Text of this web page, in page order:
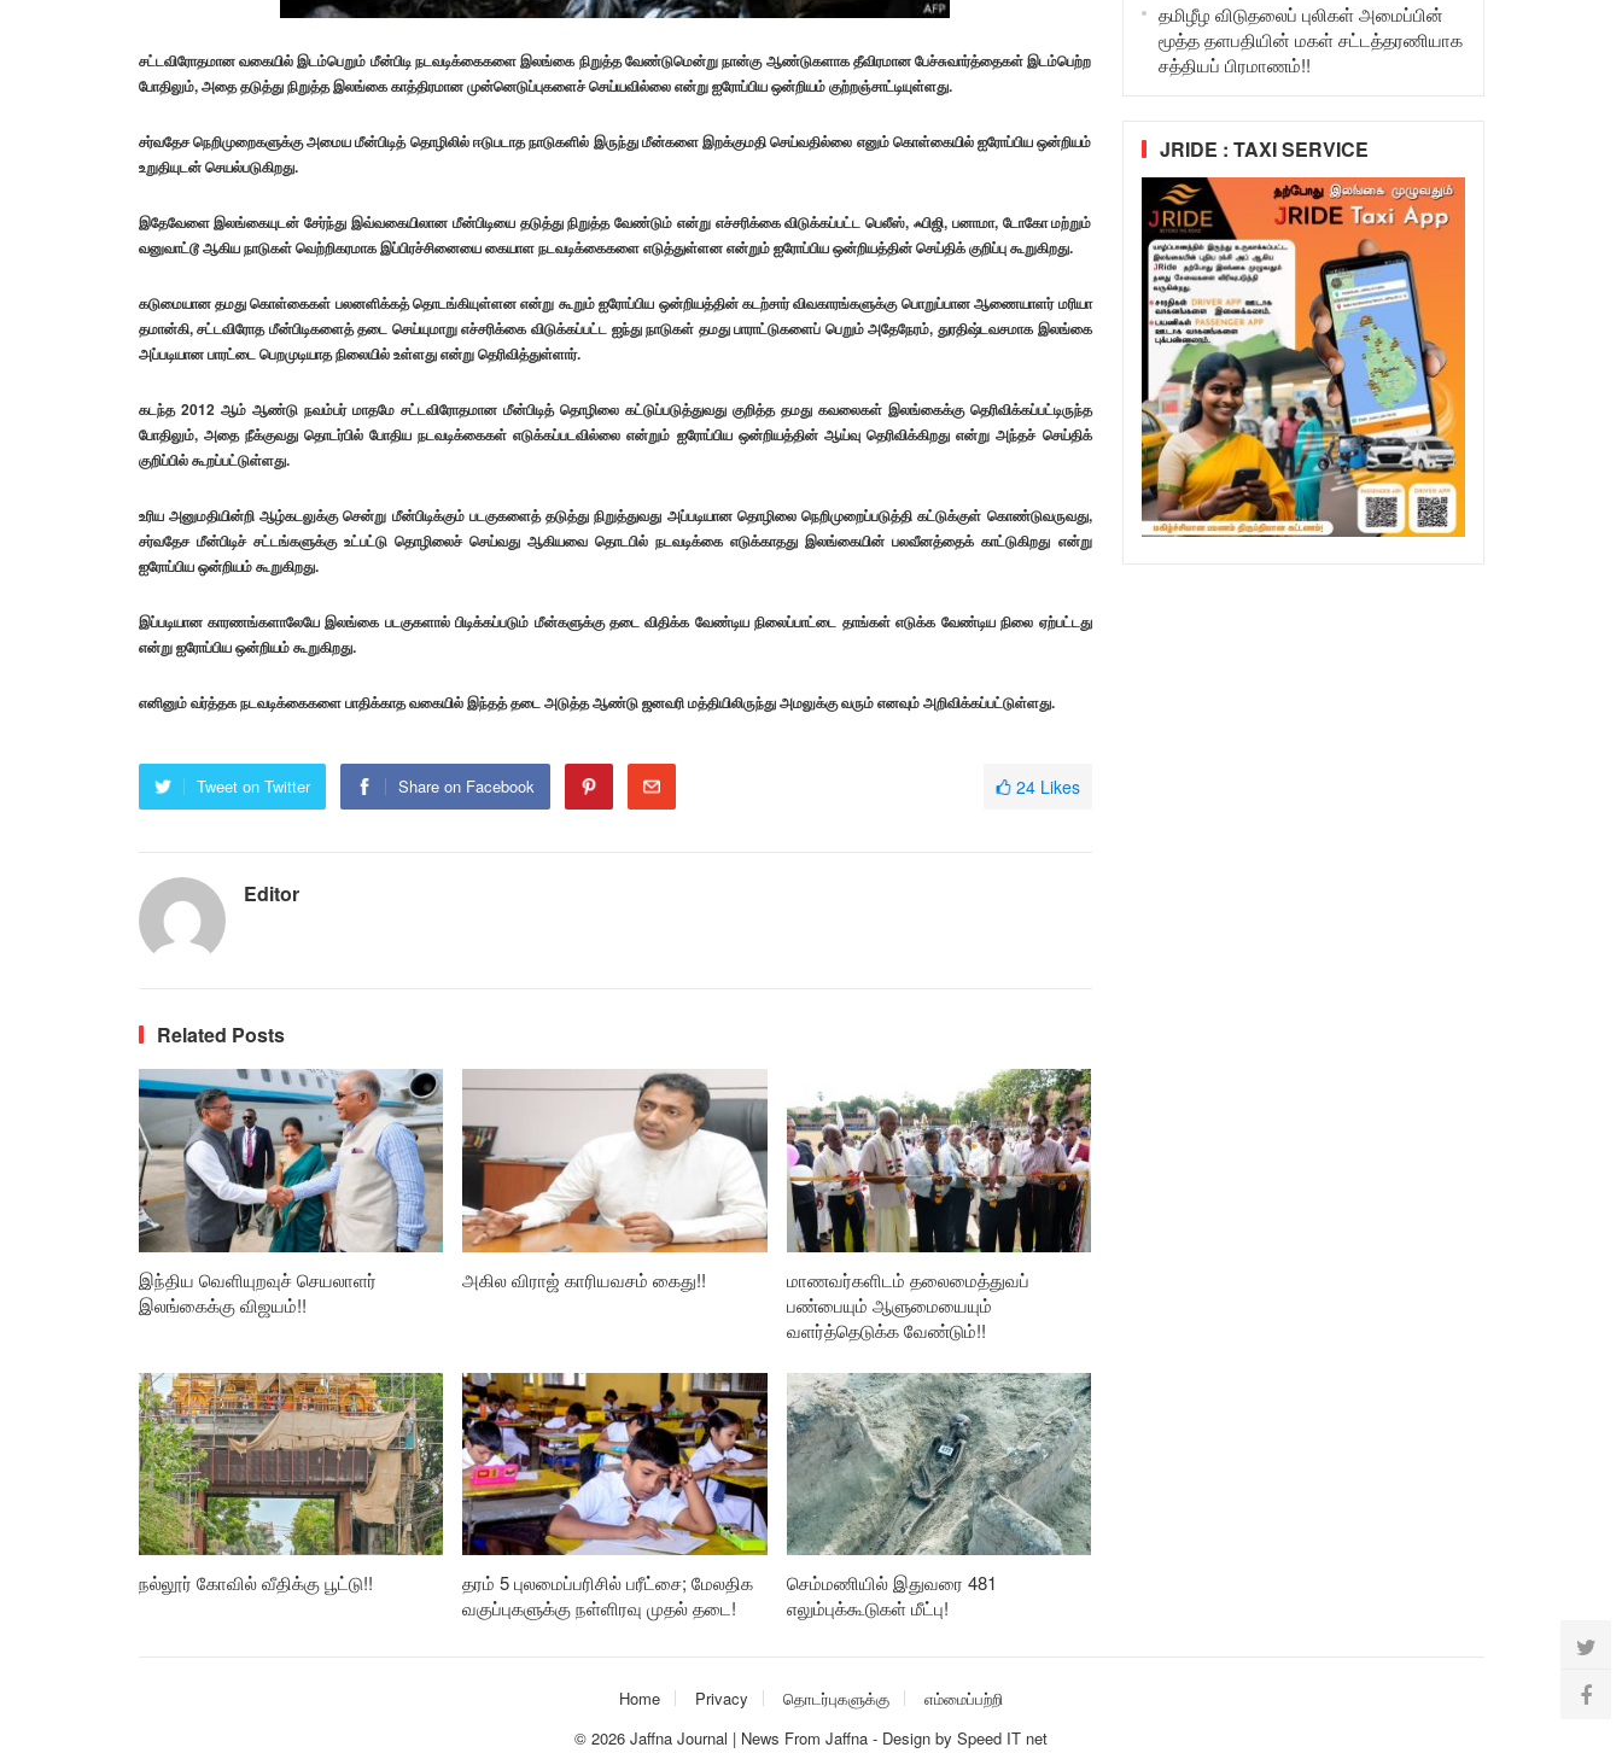
சட்டவிரோதமான வகையில் இடம்பெறும் மீன்பிடி நடவடிக்கைகளை இலங்கை நிறுத்த வேண்டுமென்று நான்கு ஆண்டுகளாக தீவிரமான பேச்சுவார்த்தைகள் இடம்பெற்ற
போதிலும், அதை தடுத்து நிறுத்த இலங்கை காத்திரமான முன்னெடுப்புகளைச் செய்யவில்லை என்று ஐரோப்பிய ஒன்றியம் குற்றஞ்சாட்டியுள்ளது.
சர்வதேச நெறிமுறைகளுக்கு அமைய மீன்பிடித் தொழிலில் ஈடுபடாத நாடுகளில் இருந்து மீன்களை இறக்குமதி செய்வதில்லை எனும் கொள்கையில் ஐரோப்பிய ஒன்றியம்
உறுதியுடன் செயல்படுகிறது.
இதேவேளை இலங்கையுடன் சேர்ந்து இவ்வகையிலான மீன்பிடியை தடுத்து நிறுத்த வேண்டும் என்று எச்சரிக்கை விடுக்கப்பட்ட பெலீஸ், ஃபிஜி, பனாமா, டோகோ மற்றும்
வனுவாட்டூ ஆகிய நாடுகள் வெற்றிகரமாக இப்பிரச்சினையை கையாள நடவடிக்கைகளை எடுத்துள்ளன என்றும் ஐரோப்பிய ஒன்றியத்தின் செய்திக் குறிப்பு கூறுகிறது.
கடுமையான தமது கொள்கைகள் பலனளிக்கத் தொடங்கியுள்ளன என்று கூறும் ஐரோப்பிய ஒன்றியத்தின் கடற்சார் விவகாரங்களுக்கு பொறுப்பான ஆணையாளர் மரியா
தமான்கி, சட்டவிரோத மீன்பிடிகளைத் தடை செய்யுமாறு எச்சரிக்கை விடுக்கப்பட்ட ஐந்து நாடுகள் தமது பாராட்டுகளைப் பெறும் அதேநேரம், துரதிஷ்டவசமாக இலங்கை
அப்படியான பாரட்டை பெறமுடியாத நிலையில் உள்ளது என்று தெரிவித்துள்ளார்.
கடந்த 2012 ஆம் ஆண்டு நவம்பர் மாதமே சட்டவிரோதமான மீன்பிடித் தொழிலை கட்டுப்படுத்துவது குறித்த தமது கவலைகள் இலங்கைக்கு தெரிவிக்கப்பட்டிருந்த
போதிலும், அதை நீக்குவது தொடர்பில் போதிய நடவடிக்கைகள் எடுக்கப்படவில்லை என்றும் ஐரோப்பிய ஒன்றியத்தின் ஆய்வு தெரிவிக்கிறது என்று அந்தச் செய்திக்
குறிப்பில் கூறப்பட்டுள்ளது.
உரிய அனுமதியின்றி ஆழ்கடலுக்கு சென்று மீன்பிடிக்கும் படகுகளைத் தடுத்து நிறுத்துவது அப்படியான தொழிலை நெறிமுறைப்படுத்தி கட்டுக்குள் கொண்டுவருவது,
சர்வதேச மீன்பிடிச் சட்டங்களுக்கு உட்பட்டு தொழிலைச் செய்வது ஆகியவை தொடபில் நடவடிக்கை எடுக்காதது இலங்கையின் பலவீனத்தைக் காட்டுகிறது என்று
ஐரோப்பிய ஒன்றியம் கூறுகிறது.
இப்படியான காரணங்களாலேயே இலங்கை படகுகளால் பிடிக்கப்படும் மீன்களுக்கு தடை விதிக்க வேண்டிய நிலைப்பாட்டை தாங்கள் எடுக்க வேண்டிய நிலை ஏற்பட்டது
என்று ஐரோப்பிய ஒன்றியம் கூறுகிறது.
எனினும் வர்த்தக நடவடிக்கைகளை பாதிக்காத வகையில் இந்தத் தடை அடுத்த ஆண்டு ஜனவரி மத்தியிலிருந்து அமலுக்கு வரும் எனவும் அறிவிக்கப்பட்டுள்ளது.
Tweet on Twitter Share on Facebook 24 Likes
Editor
Related Posts
இந்திய வெளியுறவுச் செயலாளர்
இலங்கைக்கு விஜயம்!!
அகில விராஜ் காரியவசம் கைது!!
மாணவர்களிடம் தலைமைத்துவப்
பண்பையும் ஆளுமையையும்
வளர்த்தெடுக்க வேண்டும்!!
நல்லூர் கோவில் வீதிக்கு பூட்டு!!
தரம் 5 புலமைப்பரிசில் பரீட்சை; மேலதிக
வகுப்புகளுக்கு நள்ளிரவு முதல் தடை!
செம்மணியில் இதுவரை 481
எலும்புக்கூடுகள் மீட்பு!
தமிழீழ விடுதலைப் புலிகள் அமைப்பின்
மூத்த தளபதியின் மகள் சட்டத்தரணியாக
சத்தியப் பிரமாணம்!!
JRIDE : TAXI SERVICE
Home Privacy தொடர்புகளுக்கு
எம்மைப்பற்றி
© 2026 Jaffna Journal | News From Jaffna - Design by Speed IT net